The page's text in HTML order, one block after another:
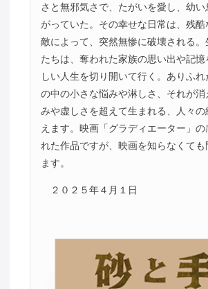
さと無邪気さで、たがいを愛し、幼
がっていた。その幸せな日常は、残酷
敵によって、突然無惨に破壊される。
たちは、奪われた家族の思い出や記
しい人生を切り開いて行く。ありふれ
の中の小さな悩みや淋しさ、それが消
みや虚しさを超えて生まれる、人々の
えます。映画「グラディエーター」の
れた作品ですが、映画を知らなくても
ます。
２０２５年４月１日